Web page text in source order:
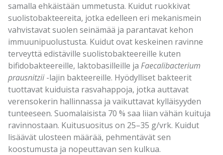
samalla ehkäistään ummetusta. Kuidut ruokkivat
suolistobakteereita, jotka edelleen eri mekanismein
vahvistavat suolen seinämää ja parantavat kehon
immuunipuolustusta. Kuidut ovat keskeinen ravinne
terveyttä edistäville suolistobakteereille kuten
bifidobakteereille, laktobasilleille ja Faecalibacterium
prausnitzii -lajin bakteereille. Hyödylliset bakteerit
tuottavat kuiduista rasvahappoja, jotka auttavat
verensokerin hallinnassa ja vaikuttavat kylläisyyden
tunteeseen. Suomalaisista 70 % saa liian vähän kuituja
ravinnostaan. Kuitusuositus on 25–35 g/vrk. Kuidut
lisäävät ulosteen määrää, pehmentävät sen
koostumusta ja nopeuttavan sen kulkua.